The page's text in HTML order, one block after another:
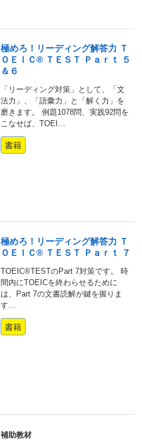
極めろ！リーディング解答力 Ｔ
ＯＥＩＣ® ＴＥＳＴ Ｐａｒｔ ５
＆６
「リーディング対策」として、「文
法力」、「語彙力」と「解く力」を
磨きます。 例題1078問、実践92問を
こなせば、TOEI…
書籍
極めろ！リーディング解答力 Ｔ
ＯＥＩＣ® ＴＥＳＴ Ｐａｒｔ ７
TOEIC®TESTのPart 7対策です。 時
間内にTOEICを終わらせるために
は、Part 7の文書読解が鍵を握りま
す…
書籍
補助教材